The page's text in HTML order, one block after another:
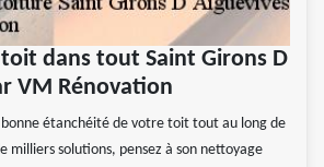
toit dans tout Saint Girons D
VM Rénovation
bonne étanchéité de votre toit tout au long de
milliers solutions, pensez à son nettoyage